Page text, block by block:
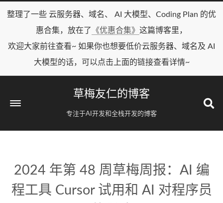
整理了一些 云服务器、域名、 AI 大模型、Coding Plan 的优
惠合集，放在了
《优惠合集》 这篇博客里，
欢迎大家前往查看~ 如果你也想要低价云服务器、域名及 AI
大模型的话，可以点击上面的链接查看详情~
草梅友仁的博客
专注于AI开发和全栈开发的博客
2024 年第 48 周草梅周报：AI 编
程工具 Cursor 试用和 AI 对程序员